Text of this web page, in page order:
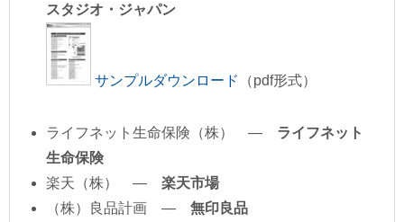
スタジオ・ジャパン
サンプルダウンロード （pdf形式）
ライフネット生命保険（株） ― ライフネット
生命保険
楽天（株） ― 楽天市場
（株）良品計画 ― 無印良品